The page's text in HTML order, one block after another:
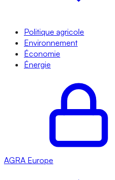
Politique agricole
Environnement
Économie
Énergie
AGRA Europe